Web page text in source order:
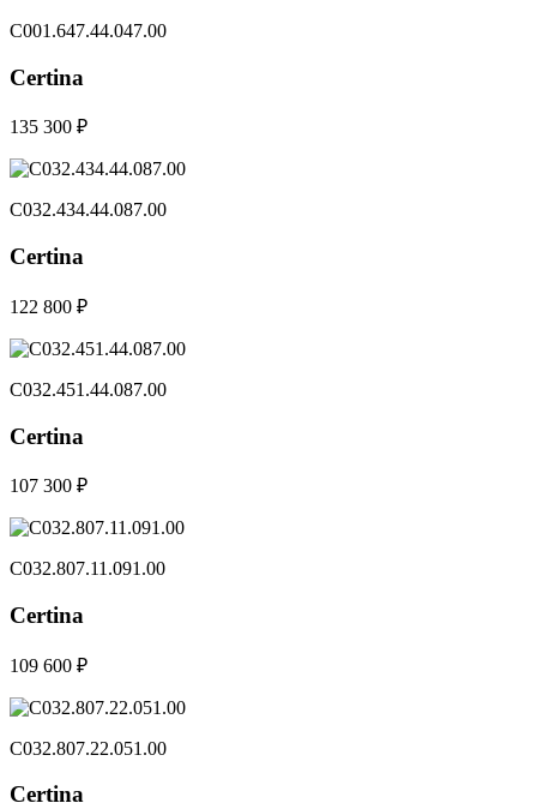
C001.647.44.047.00
Certina
135 300 ₽
C032.434.44.087.00
Certina
122 800 ₽
C032.451.44.087.00
Certina
107 300 ₽
C032.807.11.091.00
Certina
109 600 ₽
C032.807.22.051.00
Certina